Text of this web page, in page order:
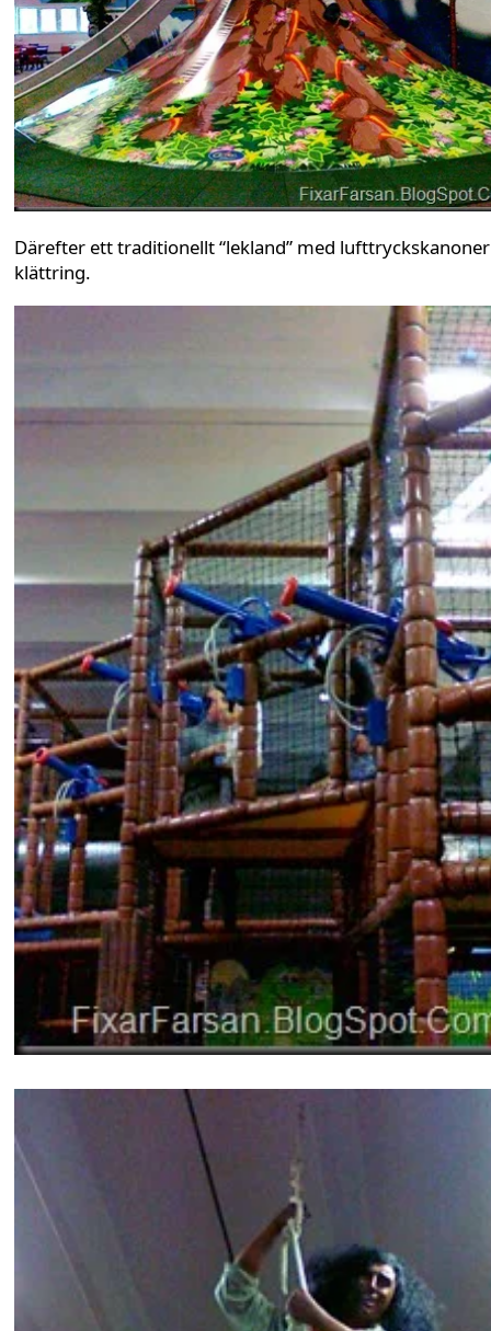
Därefter ett traditionellt “lekland” med
klättring.